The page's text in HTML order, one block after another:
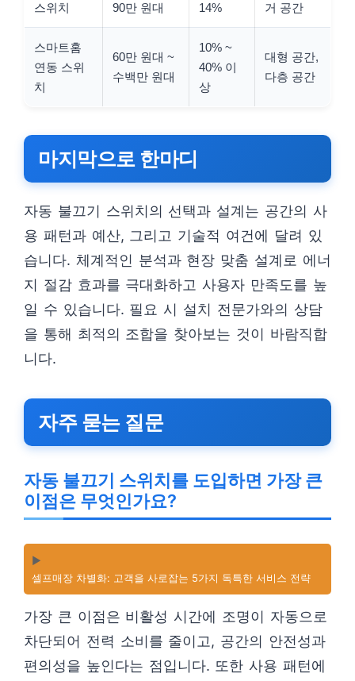
스위치
90만 원대
14%
거 공간
스마트홈
연동 스위
치
60만 원대 ~
수백만 원대
10% ~
40% 이
상
대형 공간,
다층 공간
마지막으로 한마디
자동 불끄기 스위치의 선택과 설계는 공간의 사
용 패턴과 예산, 그리고 기술적 여건에 달려 있
습니다. 체계적인 분석과 현장 맞춤 설계로 에너
지 절감 효과를 극대화하고 사용자 만족도를 높
일 수 있습니다. 필요 시 설치 전문가와의 상담
을 통해 최적의 조합을 찾아보는 것이 바람직합
니다.
자주 묻는 질문
자동 불끄기 스위치를 도입하면 가장 큰
이점은 무엇인가요?
▶️
셀프매장 차별화: 고객을 사로잡는 5가지 독특한 서비스 전략
가장 큰 이점은 비활성 시간에 조명이 자동으로
차단되어 전력 소비를 줄이고, 공간의 안전성과
편의성을 높인다는 점입니다. 또한 사용 패턴에